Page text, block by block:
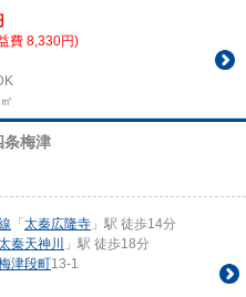
費 8,330円)
条梅津
「 太秦広隆寺 」駅 徒歩14分
秦天神川
」駅 徒歩18分
津段町13-1